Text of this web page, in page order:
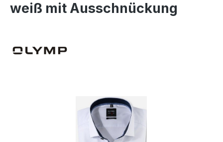
weiß mit Ausschnückung
Bildergalerie überspringen